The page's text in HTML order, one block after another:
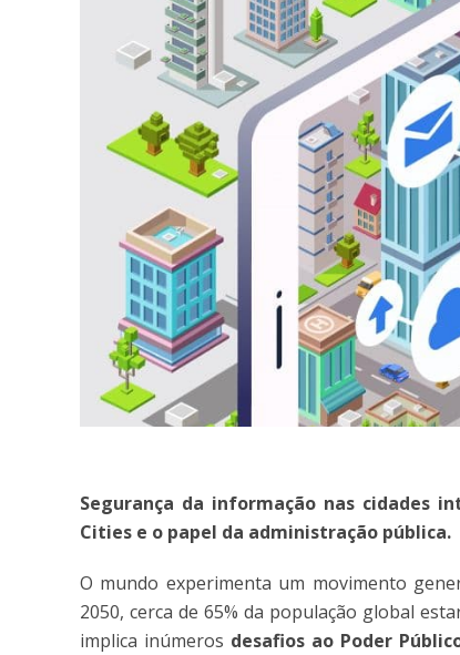
Segurança da informação nas cidades
Cities e o papel da administração pública.
O mundo experimenta um movimento
2050, cerca de 65% da população global
implica inúmeros desafios ao Poder